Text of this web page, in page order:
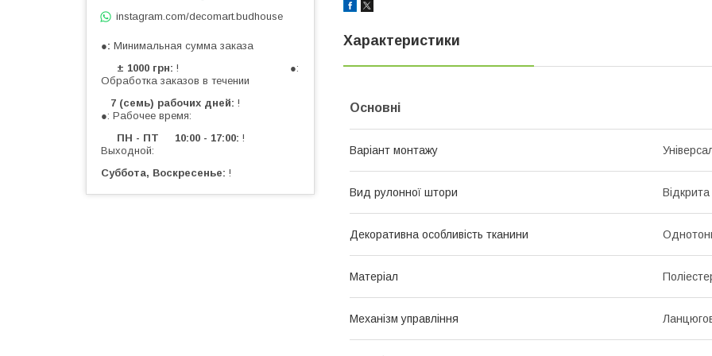
Характеристики
Основні
Варіант монтажу
Вид рулонної штори Відкрита
Декоративна особливість тканини
Матеріал
Механізм управління
instagram.com/decomart.budhouse
● Минимальная сумма заказа
± 1000 грн ! ●:
Обработка заказов в течении
7 (семь) рабочих дней !
●: Рабочее время:
ПН - ПТ 10:00 - 17:00 !
Выходной:
Суббота, Воскресенье !